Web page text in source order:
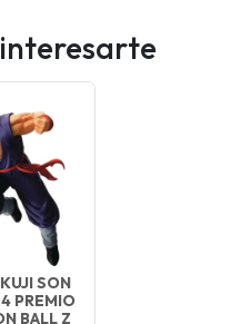
SON
PREMIO
BALL Z